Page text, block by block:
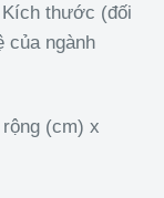
thước (đối
của ngành
(cm) x